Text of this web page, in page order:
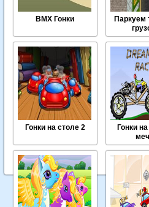
BMX Гонки
Паркуем
Гонки на столе 2
Гонки